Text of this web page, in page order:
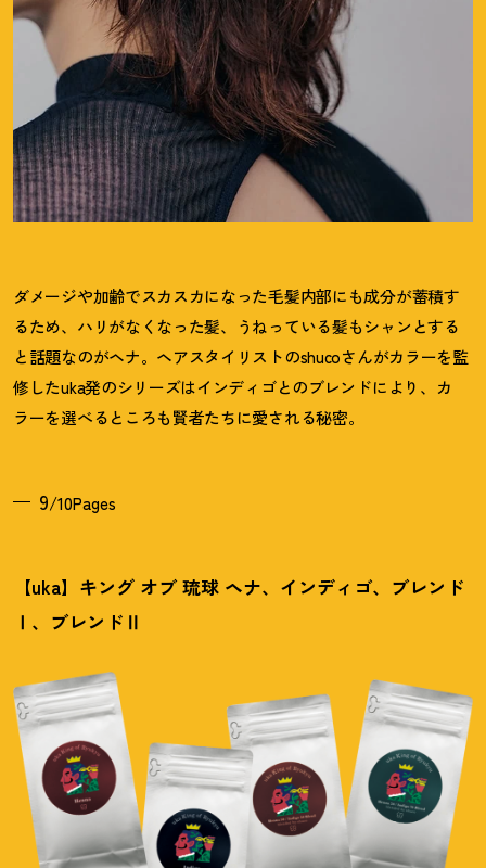
ダメージや加齢でスカスカになった毛髪内部にも成分が蓄積す
るため、ハリがなくなった髪、うねっている髪もシャンとする
と話題なのがヘナ。ヘアスタイリストのshucoさんがカラーを監
修したuka発のシリーズはインディゴとのブレンドにより、カ
ラーを選べるところも賢者たちに愛される秘密。
9/10Pages
【uka】キング オブ 琉球 ヘナ、インディゴ、ブレンド
Ⅰ、ブレンドⅡ